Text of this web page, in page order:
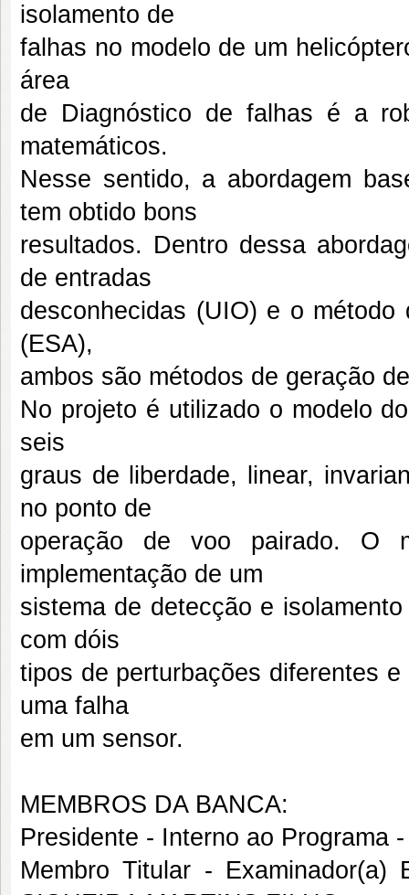
isolamento de
falhas no modelo de um
área
de Diagnóstico de falhas é a
matemáticos.
Nesse sentido, a abordagem
tem obtido bons
resultados. Dentro dessa
de entradas
desconhecidas (UIO) e o
(ESA),
ambos são métodos de geração
No projeto é utilizado o modelo
seis
graus de liberdade, linear,
no ponto de
operação de voo pairado. O
implementação de um
sistema de detecção e
com dóis
tipos de perturbações diferentes
uma falha
em um sensor.
MEMBROS DA BANCA:
Presidente - Interno ao Programa
Membro Titular -